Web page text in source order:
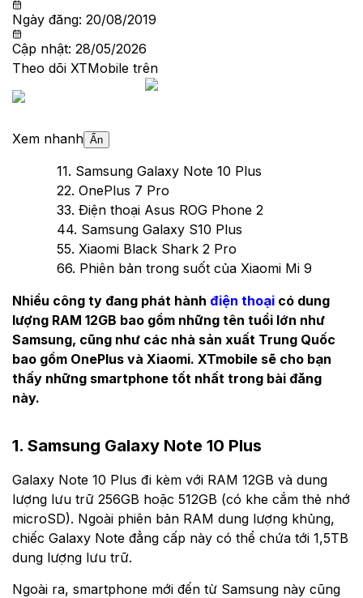
Ngày đăng: 20/08/2019
Cập nhật: 28/05/2026
Theo dõi XTMobile trên
Xem nhanh Ẩn
11. Samsung Galaxy Note 10 Plus
22. OnePlus 7 Pro
33. Điện thoại Asus ROG Phone 2
44. Samsung Galaxy S10 Plus
55. Xiaomi Black Shark 2 Pro
66. Phiên bản trong suốt của Xiaomi Mi 9
Nhiều công ty đang phát hành điện thoại có dung
lượng RAM 12GB bao gồm những tên tuổi lớn như
Samsung, cũng như các nhà sản xuất Trung Quốc
bao gồm OnePlus và Xiaomi. XTmobile sẽ cho bạn
thấy những smartphone tốt nhất trong bài đăng
này.
1. Samsung Galaxy Note 10 Plus
Galaxy Note 10 Plus đi kèm với RAM 12GB và dung
lượng lưu trữ 256GB hoặc 512GB (có khe cắm thẻ nhớ
microSD). Ngoài phiên bản RAM dung lượng khủng,
chiếc Galaxy Note đẳng cấp này có thể chứa tới 1,5TB
dung lượng lưu trữ.
Ngoài ra, smartphone mới đến từ Samsung này cũng